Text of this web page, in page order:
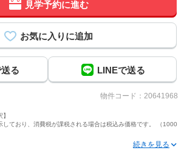
見学予約に進む
る LINEで送る
物件コード：20641968
ており、消費税が課税される場合は税込み価格です。 （1000
ス（絵）や間取り図に描かれている家具や車などは、特にコ